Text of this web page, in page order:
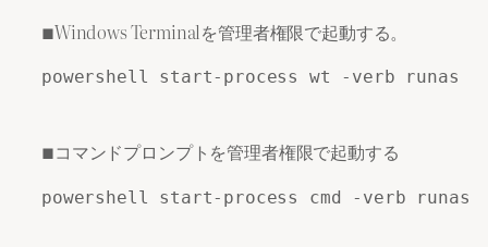
■Windows Terminalを管理者権限で起動する。
powershell start-process wt -verb runas
■コマンドプロンプトを管理者権限で起動する
powershell start-process cmd -verb runas